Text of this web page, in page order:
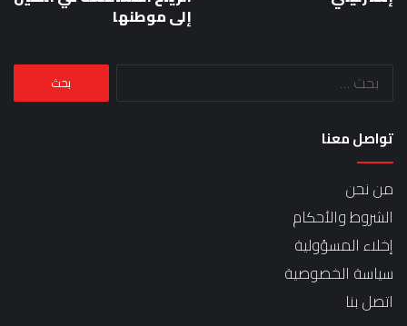
إلى موطنها
البحث
تواصل معنا
من نحن
الشروط والأحكام
إخلاء المسؤولية
سياسة الخصوصية
اتصل بنا